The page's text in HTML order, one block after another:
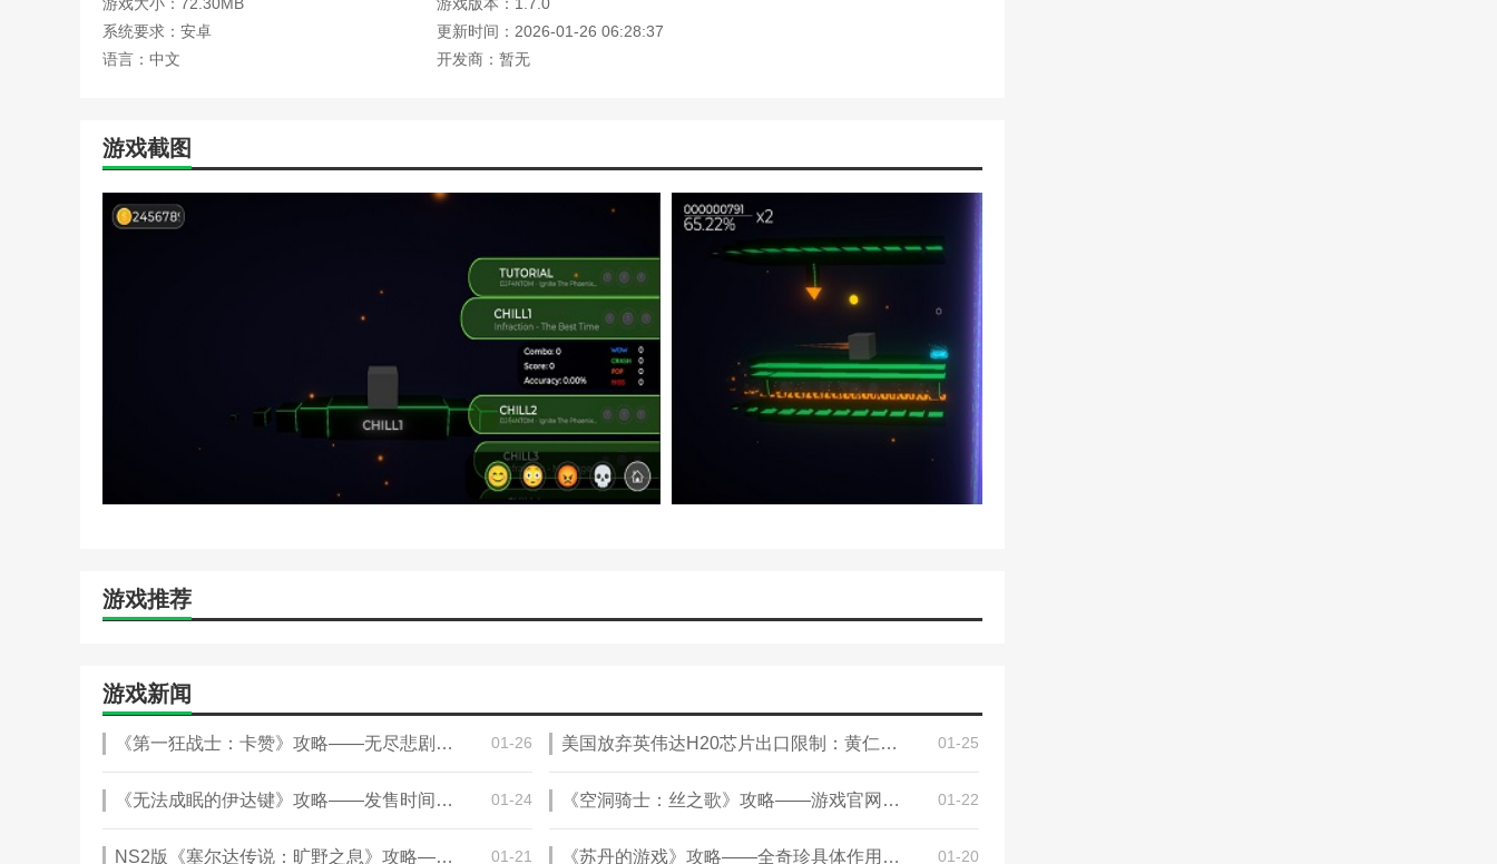
推荐理由
1、游戏玩法具有挑战性，场景移动速度会随着时间的推移逐渐提高;
3、景色多样，除了河上的荷叶，你甚至可以跳到云上!
本站为您提供几何跳跃：重塑版的 手机游戏 ，欢迎大家记住本站网址，本站是您下载安卓手游app最好的网站！
热门搜索: 世界末日生存游戏攻略破解版(世界末日生存破解版最新版无限金币下载)
模拟冒险角色游戏攻略(冒险世界手游人物攻
系统要求：安卓
更新时间：2026-01-26 06:28:37
语言：中文
开发商：暂无
游戏截图
游戏推荐
游戏新闻
《第一狂战士：卡赞》攻略——无尽悲剧套装图纸获得方法介绍 01-26 美国放弃英伟达H20芯片出口限制：黄仁勋没办法高兴 或遭中国限购 01-25
《无法成眠的伊达键》攻略——发售时间介绍 01-24 《空洞骑士：丝之歌》攻略——游戏官网地址介绍 01-22
NS2版《塞尔达传说：旷野之息》攻略——不含付费DLC 总价超800元 01-21 《苏丹的游戏》攻略——全奇珍具体作用介绍 01-20